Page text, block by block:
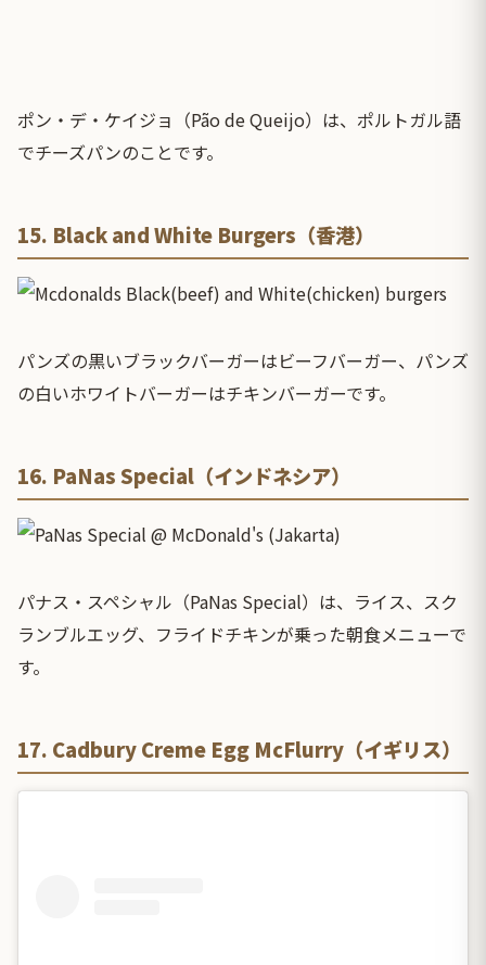
ポン・デ・ケイジョ（Pão de Queijo）は、ポルトガル語
でチーズパンのことです。
15. Black and White Burgers（香港）
パンズの黒いブラックバーガーはビーフバーガー、パンズ
の白いホワイトバーガーはチキンバーガーです。
16. PaNas Special（インドネシア）
パナス・スペシャル（PaNas Special）は、ライス、スク
ランブルエッグ、フライドチキンが乗った朝食メニューで
す。
17. Cadbury Creme Egg McFlurry（イギリス）